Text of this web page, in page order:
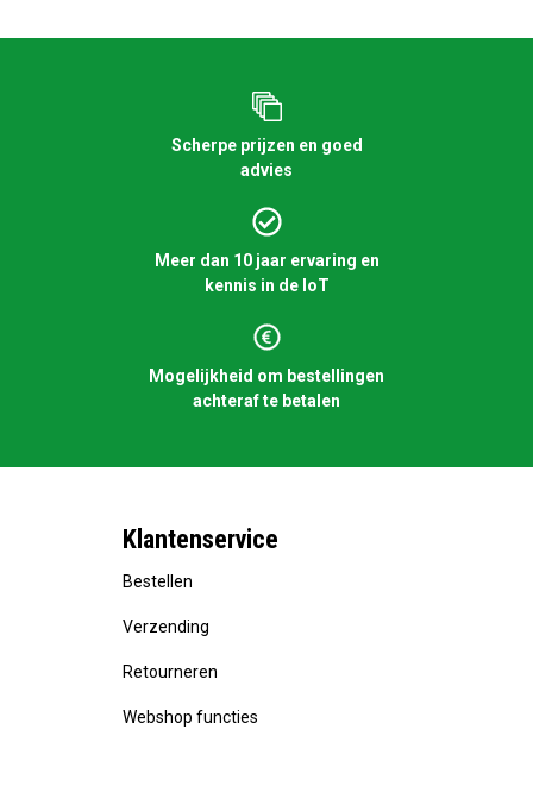
Scherpe prijzen en goed
advies
Meer dan 10 jaar ervaring en
kennis in de IoT
Mogelijkheid om bestellingen
achteraf te betalen
Klantenservice
Bestellen
Verzending
Retourneren
Webshop functies